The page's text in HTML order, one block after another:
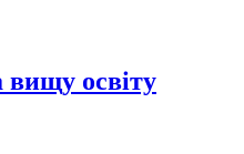
освіту